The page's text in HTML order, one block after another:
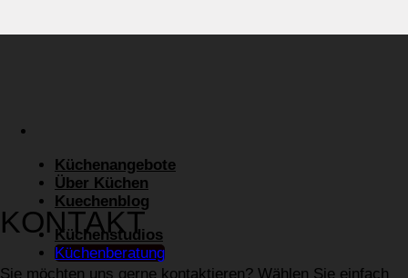
Küchenangebote
Über Küchen
Kuechenblog
Küchenstudios
Küchenberatung
KONTAKT
Sie möchten uns gerne kontaktieren? Wählen Sie einfach